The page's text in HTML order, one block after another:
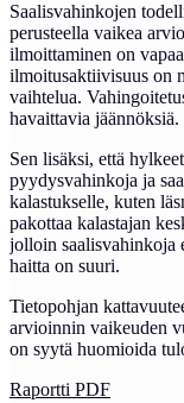
Saalisvahinkojen
perusteella vaikea
ilmoittaminen on
ilmoitusaktiivisuus on
vaihtelua.
havaittavia jäännöksiä.
Sen lisäksi, että
pyydysvahinkoja ja
kalastukselle, kuten
pakottaa kalastajan
jolloin saalisvahinkoja
haitta on suuri.
Tietopohjan
arvioinnin vaikeuden
on syytä huomioida
Raportti PDF